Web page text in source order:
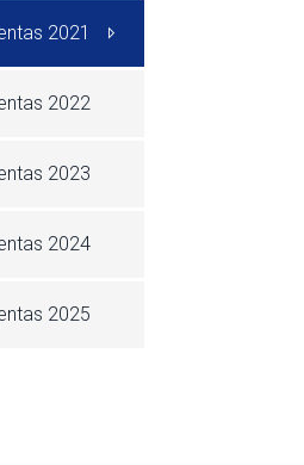
2021
2022
2023
2024
2025